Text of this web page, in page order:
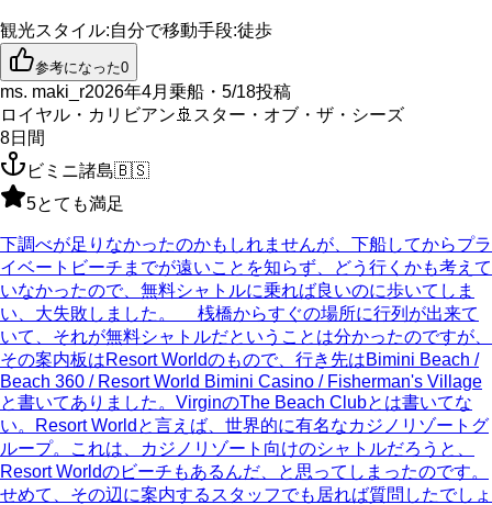
観光スタイル:自分で移動手段:徒歩
参考になった0
ms. maki_r2026年4月乗船・5/18投稿
ロイヤル・カリビアン 🚢 スター・オブ・ザ・シーズ
8日間
ビミニ諸島🇧🇸
5とても満足
下調べが足りなかったのかもしれませんが、下船してからプラ
イベートビーチまでが遠いことを知らず、どう行くかも考えて
いなかったので、無料シャトルに乗れば良いのに歩いてしま
い、大失敗しました。 桟橋からすぐの場所に行列が出来て
いて、それが無料シャトルだということは分かったのですが、
その案内板はResort Worldのもので、行き先はBimini Beach /
Beach 360 / Resort World Bimini Casino / Fisherman's Village
と書いてありました。VirginのThe Beach Clubとは書いてな
い。Resort Worldと言えば、世界的に有名なカジノリゾートグ
ループ。これは、カジノリゾート向けのシャトルだろうと、
Resort Worldのビーチもあるんだ、と思ってしまったのです。
せめて、その辺に案内するスタッフでも居れば質問したでしょ